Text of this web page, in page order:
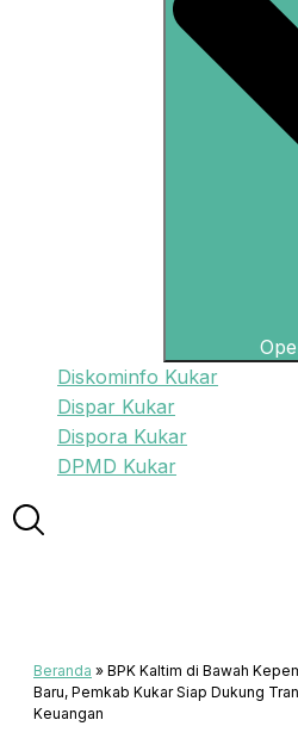
Diskominfo Kukar
Dispar Kukar
Dispora Kukar
DPMD Kukar
Beranda » BPK Kaltim di Bawah
Baru, Pemkab Kukar Siap Dukung
Keuangan